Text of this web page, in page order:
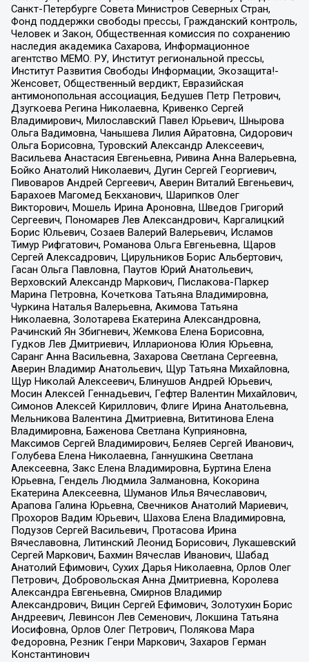
Санкт-Петербурге Совета Министров Северных Стран,
Фонд поддержки свободы прессы, Гражданский контроль,
Человек и Закон, Общественная комиссия по сохранению
наследия академика Сахарова, Информационное
агентство МЕМО. РУ, Институт региональной прессы,
Институт Развития Свободы Информации, Экозащита!-
Женсовет, Общественный вердикт, Евразийская
антимонопольная ассоциация, Бедушев Петр Петрович,
Дзугкоева Регина Николаевна, Кривенко Сергей
Владимирович, Милославский Павел Юрьевич, Шнырова
Ольга Вадимовна, Чанышева Лилия Айратовна, Сидорович
Ольга Борисовна, Туровский Александр Алексеевич,
Васильева Анастасия Евгеньевна, Ривина Анна Валерьевна,
Бойко Анатолий Николаевич, Дугин Сергей Георгиевич,
Пивоваров Андрей Сергеевич, Аверин Виталий Евгеньевич,
Барахоев Магомед Бекханович, Шарипков Олег
Викторович, Мошель Ирина Ароновна, Шведов Григорий
Сергеевич, Пономарев Лев Александрович, Каргалицкий
Борис Юльевич, Созаев Валерий Валерьевич, Исламов
Тимур Рифгатович, Романова Ольга Евгеньевна, Щаров
Сергей Алексадрович, Цирульников Борис Альбертович,
Гасан Ольга Павловна, Паутов Юрий Анатольевич,
Верховский Александр Маркович, Пислакова-Паркер
Марина Петровна, Кочеткова Татьяна Владимировна,
Чуркина Наталья Валерьевна, Акимова Татьяна
Николаевна, Золотарева Екатерина Александровна,
Рачинский Ян Збигневич, Жемкова Елена Борисовна,
Гудков Лев Дмитриевич, Илларионова Юлия Юрьевна,
Саранг Анна Васильевна, Захарова Светлана Сергеевна,
Аверин Владимир Анатольевич, Щур Татьяна Михайловна,
Щур Николай Алексеевич, Блинушов Андрей Юрьевич,
Мосин Алексей Геннадьевич, Гефтер Валентин Михайлович,
Симонов Алексей Кириллович, Флиге Ирина Анатольевна,
Мельникова Валентина Дмитриевна, Вититинова Елена
Владимировна, Баженова Светлана Куприяновна,
Максимов Сергей Владимирович, Беляев Сергей Иванович,
Голубева Елена Николаевна, Ганнушкина Светлана
Алексеевна, Закс Елена Владимировна, Буртина Елена
Юрьевна, Гендель Людмила Залмановна, Кокорина
Екатерина Алексеевна, Шуманов Илья Вячеславович,
Арапова Галина Юрьевна, Свечников Анатолий Мариевич,
Прохоров Вадим Юрьевич, Шахова Елена Владимировна,
Подузов Сергей Васильевич, Протасова Ирина
Вячеславовна, Литинский Леонид Борисович, Лукашевский
Сергей Маркович, Бахмин Вячеслав Иванович, Шабад
Анатолий Ефимович, Сухих Дарья Николаевна, Орлов Олег
Петрович, Добровольская Анна Дмитриевна, Королева
Александра Евгеньевна, Смирнов Владимир
Александрович, Вицин Сергей Ефимович, Золотухин Борис
Андреевич, Левинсон Лев Семенович, Локшина Татьяна
Иосифовна, Орлов Олег Петрович, Полякова Мара
Федоровна, Резник Генри Маркович, Захаров Герман
Константинович